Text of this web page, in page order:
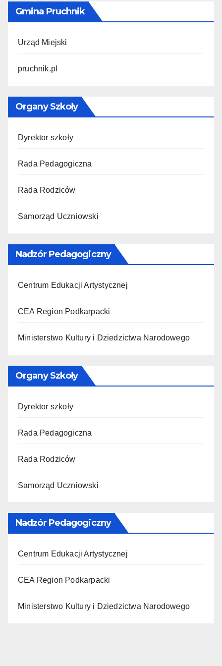
Gmina Pruchnik
Urząd Miejski
pruchnik.pl
Organy Szkoły
Dyrektor szkoły
Rada Pedagogiczna
Rada Rodziców
Samorząd Uczniowski
Nadzór Pedagogiczny
Centrum Edukacji Artystycznej
CEA Region Podkarpacki
Ministerstwo Kultury i Dziedzictwa Narodowego
Organy Szkoły
Dyrektor szkoły
Rada Pedagogiczna
Rada Rodziców
Samorząd Uczniowski
Nadzór Pedagogiczny
Centrum Edukacji Artystycznej
CEA Region Podkarpacki
Ministerstwo Kultury i Dziedzictwa Narodowego